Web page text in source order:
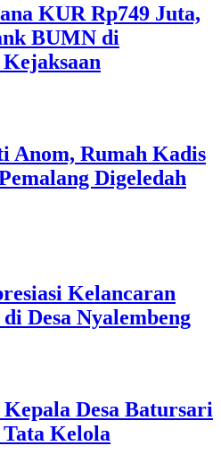
KUR Rp749 Juta,
BUMN di
Anom, Rumah Kadis
Digeledah
Kelancaran
Desa Nyalembeng
Desa Batursari
Kelola